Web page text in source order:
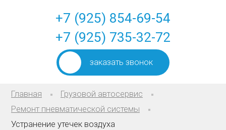
+7 (925) 854-69-54
+7 (925) 735-32-72
заказать звонок
Главная
Грузовой автосервис
Ремонт пневматической системы
Устранение утечек воздуха